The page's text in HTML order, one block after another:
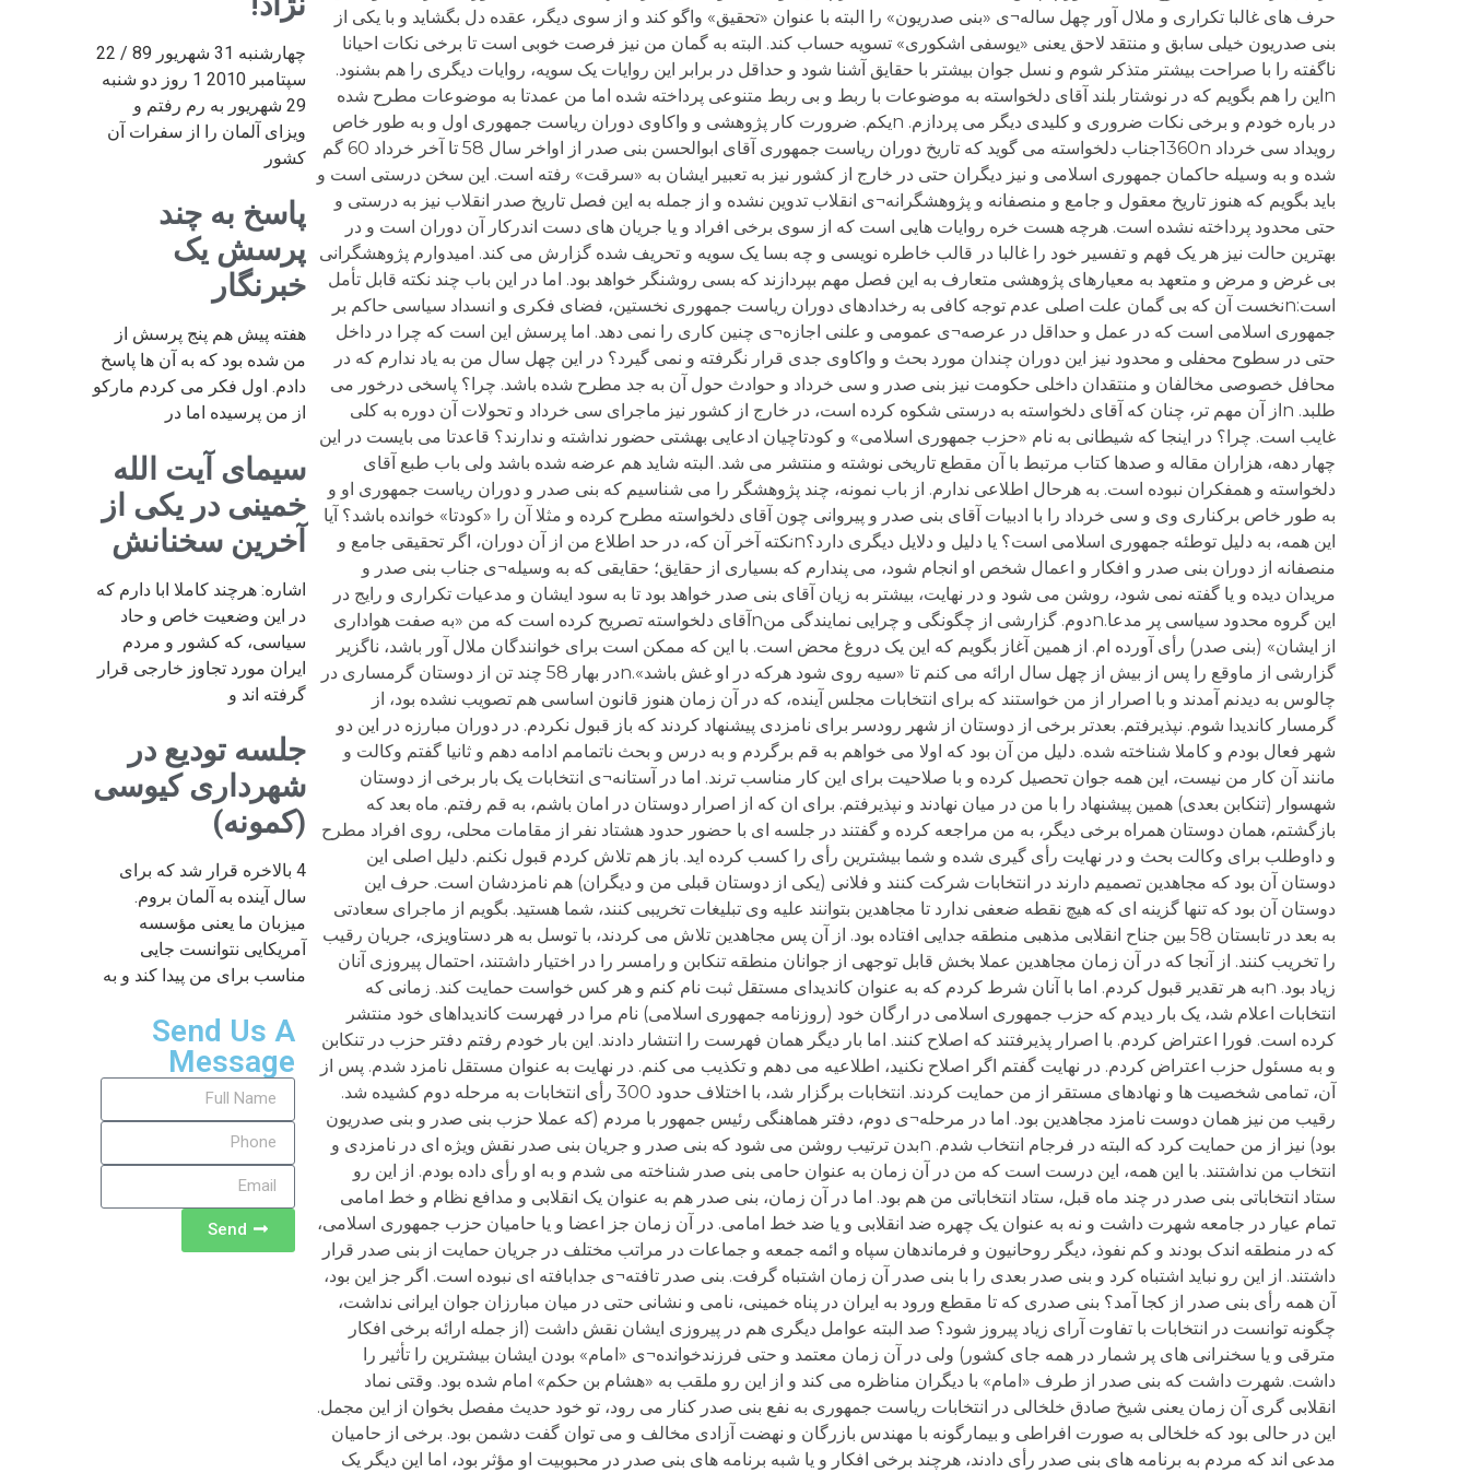
چهارشنبه 31 شهریور 89 / 22
سپتامبر 2010 1 روز دو شنبه
29 شهریور به رم رفتم و
ویزای آلمان را از سفرات آن
کشور
پاسخ به چند
پرسش یک
خبرنگار
هفته پیش هم پنج پرسش از
من شده بود که به آن ها پاسخ
دادم. اول فکر می کردم مارکو
از من پرسیده اما در
سیمای آیت الله
خمینی در یکی از
آخرین سخنانش
اشاره: هرچند کاملا ابا دارم که
در این وضعیت خاص و حاد
سیاسی، که کشور و مردم
ایران مورد تجاوز خارجی قرار
گرفته اند و
جلسه تودیع در
شهرداری کیوسی
(کمونه)
4 بالاخره قرار شد که برای
سال آینده به آلمان بروم.
میزبان ما یعنی مؤسسه
آمریکایی نتوانست جایی
مناسب برای من پیدا کند و به
Send Us A
Message
Send